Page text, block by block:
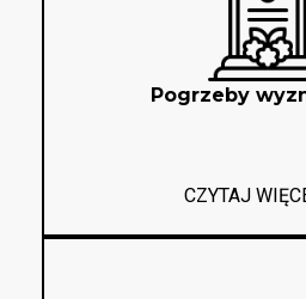
Pogrzeby
CZYTAJ